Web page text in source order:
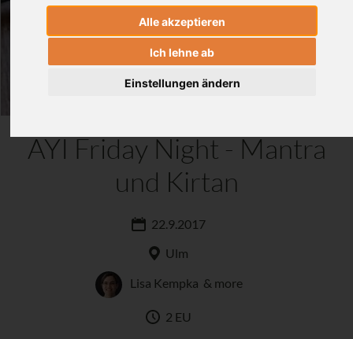
Alle akzeptieren
Ich lehne ab
Einstellungen ändern
AYI Friday Night - Mantra
und Kirtan
22.9.2017
Ulm
Lisa Kempka & more
2 EU